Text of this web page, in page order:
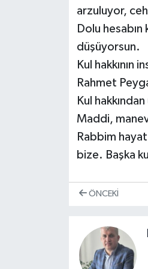
arzuluyor,
Dolu hesabın
düşüyorsun.
Kul hakkının
Rahmet
Kul
Maddi,
Rabbim
bize. Başka
ÖNCEKI